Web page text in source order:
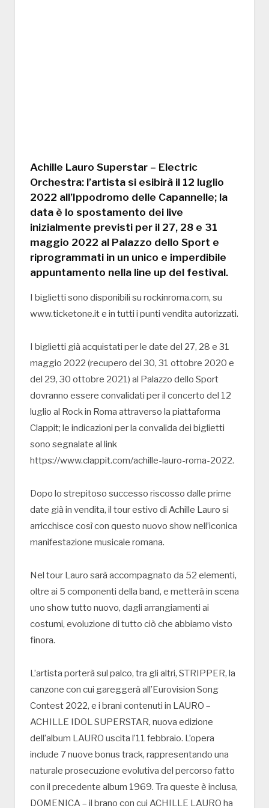
Achille Lauro Superstar – Electric
Orchestra: l’artista si esibirà il 12 luglio
2022 all’Ippodromo delle Capannelle; la
data è lo spostamento dei live
inizialmente previsti per il 27, 28 e 31
maggio 2022 al Palazzo dello Sport e
riprogrammati in un unico e imperdibile
appuntamento nella line up del festival.
I biglietti sono disponibili su rockinroma.com, su
www.ticketone.it e in tutti i punti vendita autorizzati.
I biglietti già acquistati per le date del 27, 28 e 31
maggio 2022 (recupero del 30, 31 ottobre 2020 e
del 29, 30 ottobre 2021) al Palazzo dello Sport
dovranno essere convalidati per il concerto del 12
luglio al Rock in Roma attraverso la piattaforma
Clappit; le indicazioni per la convalida dei biglietti
sono segnalate al link
https://www.clappit.com/achille-lauro-roma-2022.
Dopo lo strepitoso successo riscosso dalle prime
date già in vendita, il tour estivo di Achille Lauro si
arricchisce così con questo nuovo show nell’iconica
manifestazione musicale romana.
Nel tour Lauro sarà accompagnato da 52 elementi,
oltre ai 5 componenti della band, e metterà in scena
uno show tutto nuovo, dagli arrangiamenti ai
costumi, evoluzione di tutto ciò che abbiamo visto
finora.
L’artista porterà sul palco, tra gli altri, STRIPPER, la
canzone con cui gareggerà all’Eurovision Song
Contest 2022, e i brani contenuti in LAURO –
ACHILLE IDOL SUPERSTAR, nuova edizione
dell’album LAURO uscita l’11 febbraio. L’opera
include 7 nuove bonus track, rappresentando una
naturale prosecuzione evolutiva del percorso fatto
con il precedente album 1969. Tra queste è inclusa,
DOMENICA – il brano con cui ACHILLE LAURO ha